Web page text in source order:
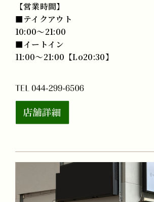
【営業時間】
■テイクアウト
10:00〜21:00
■イートイン
11:00〜21:00【Lo20:30】